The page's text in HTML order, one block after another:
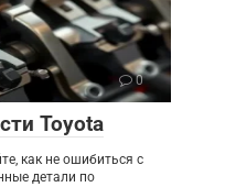
0
Toyota
как не ошибиться с
детали по